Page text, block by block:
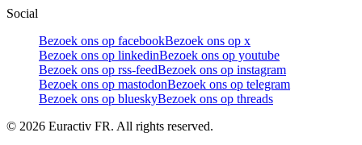
Social
Bezoek ons op facebookBezoek ons op x
Bezoek ons op linkedinBezoek ons op youtube
Bezoek ons op rss-feedBezoek ons op instagram
Bezoek ons op mastodonBezoek ons op telegram
Bezoek ons op blueskyBezoek ons op threads
© 2026 Euractiv FR. All rights reserved.